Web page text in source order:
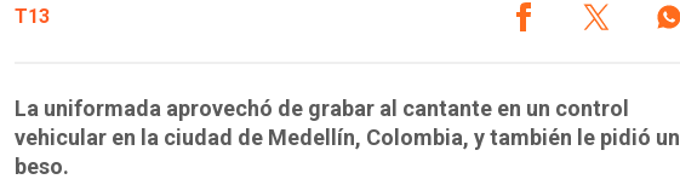
T13
La uniformada aprovechó de grabar al cantante en un control
vehicular en la ciudad de Medellín, Colombia, y también le pidió un
beso.